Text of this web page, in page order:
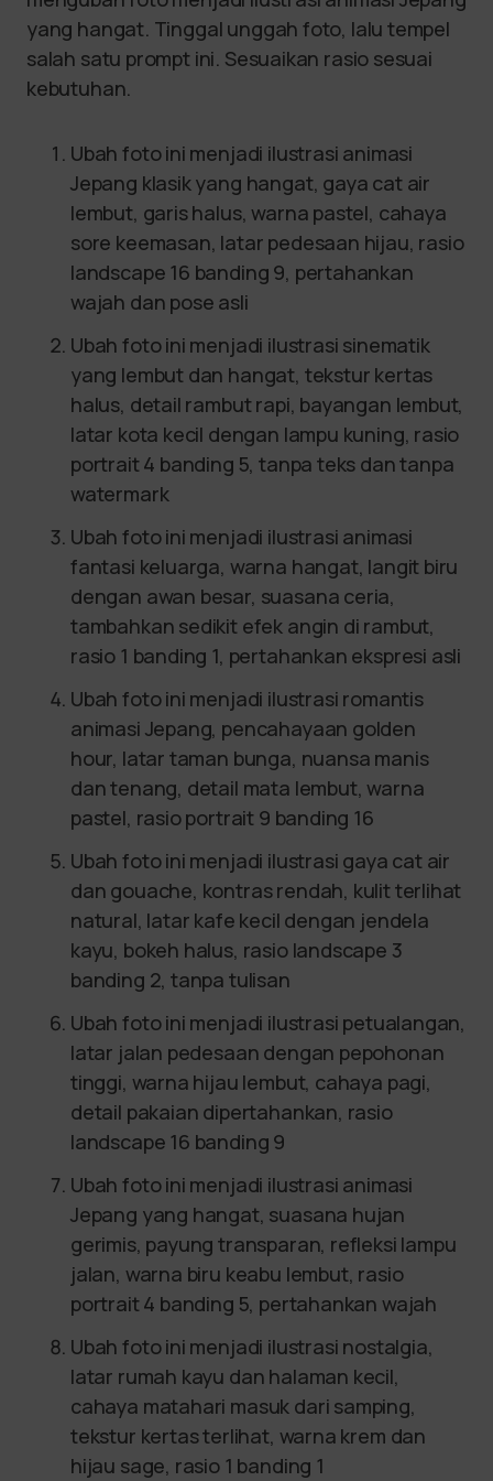
yang hangat. Tinggal unggah foto, lalu tempel
salah satu prompt ini. Sesuaikan rasio sesuai
kebutuhan.
Ubah foto ini menjadi ilustrasi animasi
Jepang klasik yang hangat, gaya cat air
lembut, garis halus, warna pastel, cahaya
sore keemasan, latar pedesaan hijau, rasio
landscape 16 banding 9, pertahankan
wajah dan pose asli
Ubah foto ini menjadi ilustrasi sinematik
yang lembut dan hangat, tekstur kertas
halus, detail rambut rapi, bayangan lembut,
latar kota kecil dengan lampu kuning, rasio
portrait 4 banding 5, tanpa teks dan tanpa
watermark
Ubah foto ini menjadi ilustrasi animasi
fantasi keluarga, warna hangat, langit biru
dengan awan besar, suasana ceria,
tambahkan sedikit efek angin di rambut,
rasio 1 banding 1, pertahankan ekspresi asli
Ubah foto ini menjadi ilustrasi romantis
animasi Jepang, pencahayaan golden
hour, latar taman bunga, nuansa manis
dan tenang, detail mata lembut, warna
pastel, rasio portrait 9 banding 16
Ubah foto ini menjadi ilustrasi gaya cat air
dan gouache, kontras rendah, kulit terlihat
natural, latar kafe kecil dengan jendela
kayu, bokeh halus, rasio landscape 3
banding 2, tanpa tulisan
Ubah foto ini menjadi ilustrasi petualangan,
latar jalan pedesaan dengan pepohonan
tinggi, warna hijau lembut, cahaya pagi,
detail pakaian dipertahankan, rasio
landscape 16 banding 9
Ubah foto ini menjadi ilustrasi animasi
Jepang yang hangat, suasana hujan
gerimis, payung transparan, refleksi lampu
jalan, warna biru keabu lembut, rasio
portrait 4 banding 5, pertahankan wajah
Ubah foto ini menjadi ilustrasi nostalgia,
latar rumah kayu dan halaman kecil,
cahaya matahari masuk dari samping,
tekstur kertas terlihat, warna krem dan
hijau sage, rasio 1 banding 1